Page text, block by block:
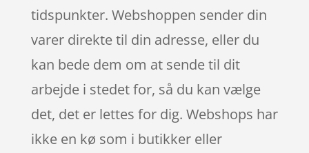
tidspunkter. Webshoppen sender din
varer direkte til din adresse, eller du
kan bede dem om at sende til dit
arbejde i stedet for, så du kan vælge
det, det er lettes for dig. Webshops har
ikke en kø som i butikker eller